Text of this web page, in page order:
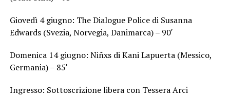
Giovedì 4 giugno: The Dialogue Police di Susanna
Edwards (Svezia, Norvegia, Danimarca) – 90′
Domenica 14 giugno: Niñxs di Kani Lapuerta (Messico,
Germania) – 85′
Ingresso: Sottoscrizione libera con Tessera Arci